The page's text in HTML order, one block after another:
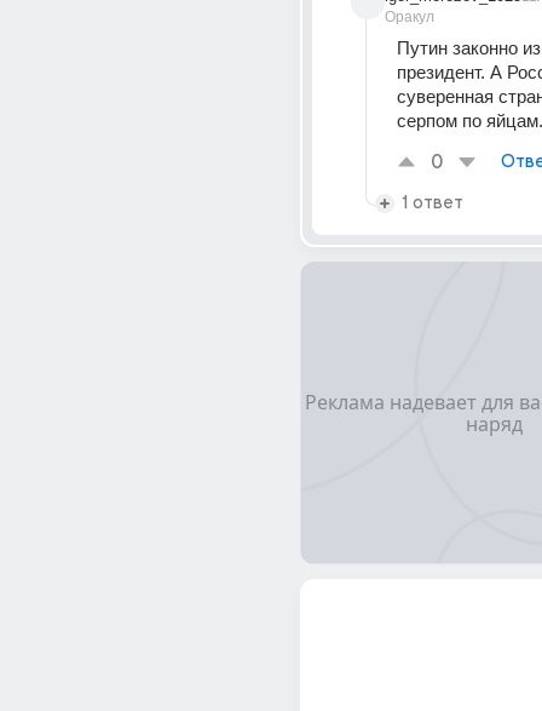
Оракул
Путин законно
президент. А
суверенная
серпом по яйцам.
0
1 ответ